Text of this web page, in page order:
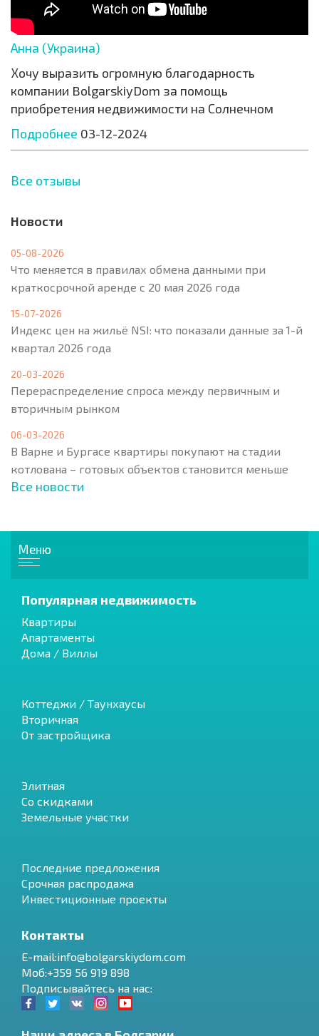
Анна (Украина)
Хочу выразить огромную благодарность
компании BolgarskiyDom за помощь
приобретения недвижимости на Солнечном
Подробнее 03-12-2024
Все отзывы
Новости
05-08-2026
Что меняется в правилах обмена данными при
краткосрочной аренде с 20 мая 2026 года
15-07-2026
Индекс цен на жильё NSI: что показали данные за 1-й
квартал 2026 года
20-03-2026
Перераспределение спроса между первичным и
вторичным рынком
06-03-2026
В Варне и Бургасе квартиры покупают на стадии
котлована – готовых объектов становится меньше
Все новости
Меню
Популярная недвижимость
Квартиры
Апартаменты
Дома / Виллы
Коттеджи / Таунхаусы
Вторичная
От застройщика
Элитная
Со скидками
Земельные участки
Последние предложения
Срочная распродажа
Инвестиционные проекты
Контакты
E-mail:info@bolgarskiydom.com
Моб:+359 56 919 898
Подписывайтесь на нас: